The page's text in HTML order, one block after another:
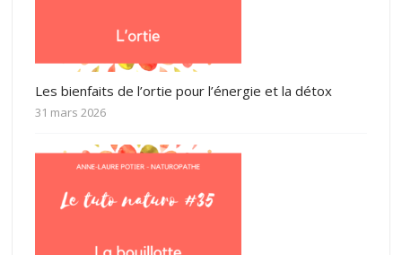
Les bienfaits de l’ortie pour l’énergie et la détox
31 mars 2026